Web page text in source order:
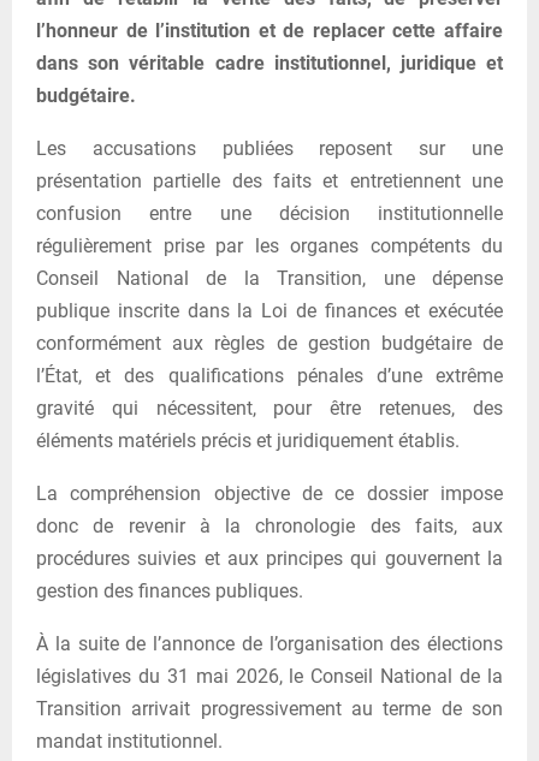
l’honneur de l’institution et de replacer cette affaire
dans son véritable cadre institutionnel, juridique et
budgétaire.
Les accusations publiées reposent sur une
présentation partielle des faits et entretiennent une
confusion entre une décision institutionnelle
régulièrement prise par les organes compétents du
Conseil National de la Transition, une dépense
publique inscrite dans la Loi de finances et exécutée
conformément aux règles de gestion budgétaire de
l’État, et des qualifications pénales d’une extrême
gravité qui nécessitent, pour être retenues, des
éléments matériels précis et juridiquement établis.
La compréhension objective de ce dossier impose
donc de revenir à la chronologie des faits, aux
procédures suivies et aux principes qui gouvernent la
gestion des finances publiques.
À la suite de l’annonce de l’organisation des élections
législatives du 31 mai 2026, le Conseil National de la
Transition arrivait progressivement au terme de son
mandat institutionnel.